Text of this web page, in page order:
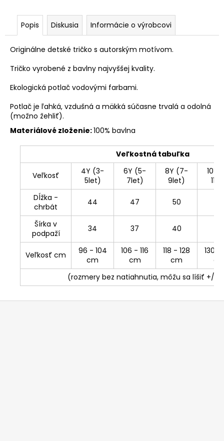
Popis Diskusia Informácie o výrobcovi
Originálne detské tričko s autorským motívom.
Tričko vyrobené z bavlny najvyššej kvality.
Ekologická potlač vodovými farbami.
Potlač je ľahká, vzdušná a mäkká súčasne trvalá a odolná
(možno žehliť).
Materiálové zloženie:100% bavlna
Veľkostná tabuľka
Veľkosť
4Y (3-
5let)
6Y (5-
7let)
8Y (7-
9let)
10Y
Dĺžka -
chrbát
44 47 50
Šírka v
podpaží
34 37 40
Veľkosť cm
96 - 104
cm
106 - 116
cm
118 - 128
cm
130 -
(rozmery bez natiahnutia, môžu sa líšiť +/-
Z